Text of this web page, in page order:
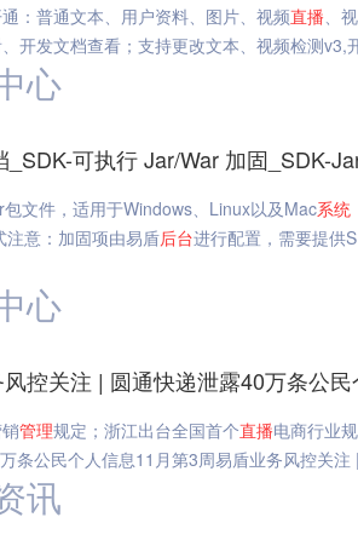
：普通文本、用户资料、图片、视频直播、
开发文档查看；支持更改文本、视频检测v3,
心
可执行 Jar/War 加固_SDK-
文件，适用于Windows、Linux以及Mac系统
意：加固项由易盾后台进行配置，需要提供
心
控关注 | 圆通快递泄露40万条公
管理规定；浙江出台全国首个直播电商行业
条公民个人信息11月第3周易盾业务风控关
讯